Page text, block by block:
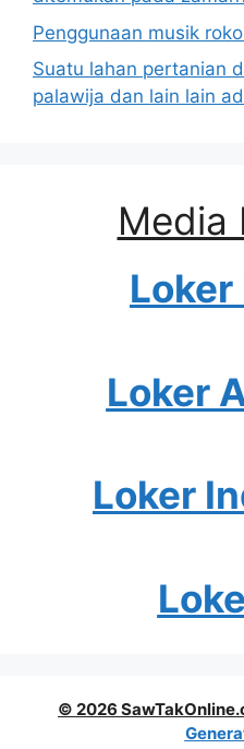
Penggunaan musik
Suatu lahan pertanian
palawija dan lain lain
Media
Loker
Loker
Loker
© 2026